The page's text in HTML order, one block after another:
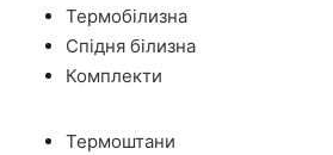
Термобілизна
Спідня білизна
Комплекти
Термоштани